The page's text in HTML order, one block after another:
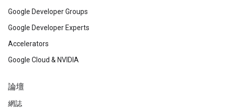
Google Developer Groups
Google Developer Experts
Accelerators
Google Cloud & NVIDIA
論壇
網誌